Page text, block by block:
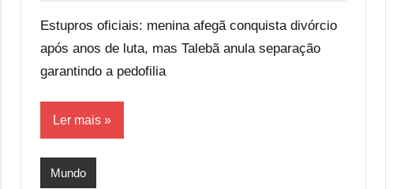
Estupros oficiais: menina afegã conquista divórcio
após anos de luta, mas Talebã anula separação
garantindo a pedofilia
Ler mais
Mundo